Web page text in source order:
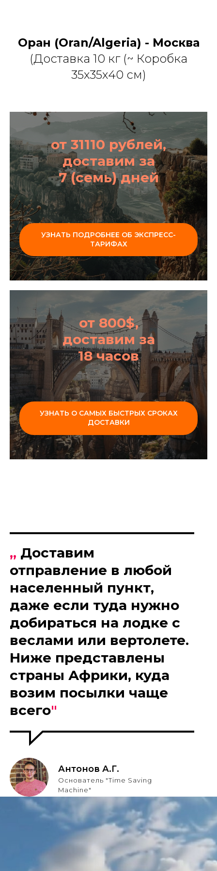
Оран (Oran/Algeria) - Москва
(Доставка 10 кг (~ Коробка
35х35х40 см)
от 31110 рублей,
доставим за
7 (семь) дней
УЗНАТЬ ПОДРОБНЕЕ ОБ ЭКСПРЕСС-
ТАРИФАХ
от 800$,
доставим за
18 часов
УЗНАТЬ О САМЫХ БЫСТРЫХ СРОКАХ
ДОСТАВКИ
„ Доставим
отправление в любой
населенный пункт,
даже если туда нужно
добираться на лодке с
веслами или вертолете.
Ниже представлены
страны Африки, куда
возим посылки чаще
всего"
Антонов А.Г.
Основатель "Time Saving
Machine"